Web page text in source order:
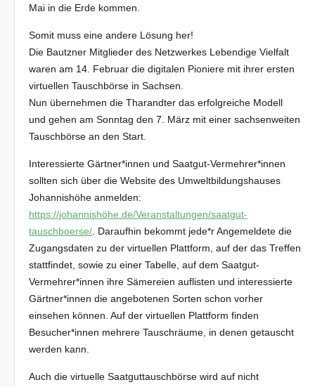
Mai in die Erde kommen.
Somit muss eine andere Lösung her!
Die Bautzner Mitglieder des Netzwerkes Lebendige Vielfalt
waren am 14. Februar die digitalen Pioniere mit ihrer ersten
virtuellen Tauschbörse in Sachsen.
Nun übernehmen die Tharandter das erfolgreiche Modell
und gehen am Sonntag den 7. März mit einer sachsenweiten
Tauschbörse an den Start.
Interessierte Gärtner*innen und Saatgut-Vermehrer*innen
sollten sich über die Website des Umweltbildungshauses
Johannishöhe anmelden:
https://johannishöhe.de/Veranstaltungen/saatgut-
tauschboerse/ . Daraufhin bekommt jede*r Angemeldete die
Zugangsdaten zu der virtuellen Plattform, auf der das Treffen
stattfindet, sowie zu einer Tabelle, auf dem Saatgut-
Vermehrer*innen ihre Sämereien auflisten und interessierte
Gärtner*innen die angebotenen Sorten schon vorher
einsehen können. Auf der virtuellen Plattform finden
Besucher*innen mehrere Tauschräume, in denen getauscht
werden kann.
Auch die virtuelle Saatguttauschbörse wird auf nicht